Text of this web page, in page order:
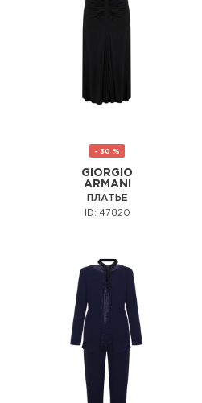
- 30 %
GIORGIO
ARMANI
ПЛАТЬЕ
ID: 47820